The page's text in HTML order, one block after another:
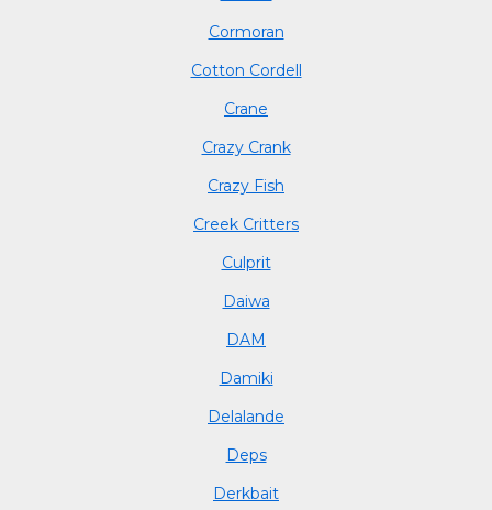
Cormoran
Cotton Cordell
Crane
Crazy Crank
Crazy Fish
Creek Critters
Culprit
Daiwa
DAM
Damiki
Delalande
Deps
Derkbait